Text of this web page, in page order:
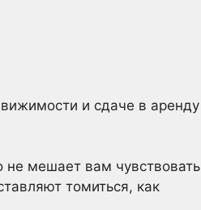
и сдаче в аренду
не мешает вам чувствовать
томиться, как